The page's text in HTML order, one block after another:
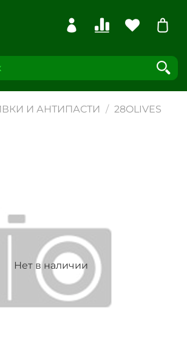
И АНТИПАСТИ 28OLIVES
Нет в наличии